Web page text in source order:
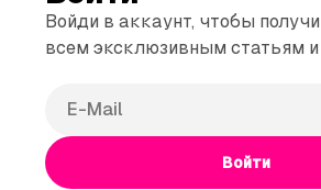
Войди в аккаунт, чтобы
всем эксклюзивным статьям
Войти